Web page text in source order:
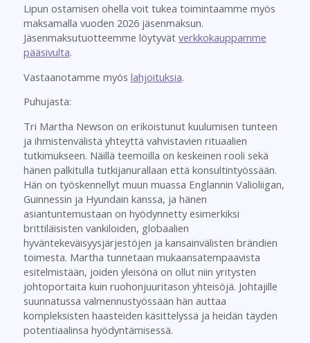
Lipun ostamisen ohella voit tukea toimintaamme myös
maksamalla vuoden 2026jäsenmaksun.
Jäsenmaksutuotteemme löytyvät verkkokauppamme
pääsivulta.
Vastaanotamme myös lahjoituksia.
Puhujasta:
Tri Martha Newson on erikoistunut kuulumisen tunteen
ja ihmistenvälistä yhteyttä vahvistavien rituaalien
tutkimukseen. Näillä teemoilla on keskeinen rooli sekä
hänen palkitulla tutkijanurallaan että konsultintyössään.
Hän on työskennellyt muun muassa Englannin Valioliigan,
Guinnessin ja Hyundain kanssa, ja hänen
asiantuntemustaan on hyödynnetty esimerkiksi
brittiläisisten vankiloiden, globaalien
hyväntekeväisyysjärjestöjen ja kansainvälisten brändien
toimesta. Martha tunnetaan mukaansatempaavista
esitelmistään, joiden yleisönä on ollut niin yritysten
johtoportaita kuin ruohonjuuritason yhteisöjä. Johtajille
suunnatussa valmennustyössään hän auttaa
kompleksisten haasteiden käsittelyssä ja heidän täyden
potentiaalinsa hyödyntämisessä.